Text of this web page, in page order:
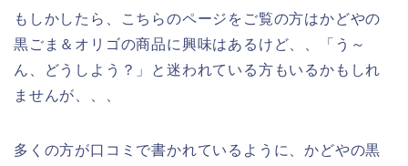
もしかしたら、こちらのページをご覧の方はかどやの
黒ごま＆オリゴの商品に興味はあるけど、、「う～
ん、どうしよう？」と迷われている方もいるかもしれ
ませんが、、、
多くの方が口コミで書かれているように、かどやの黒